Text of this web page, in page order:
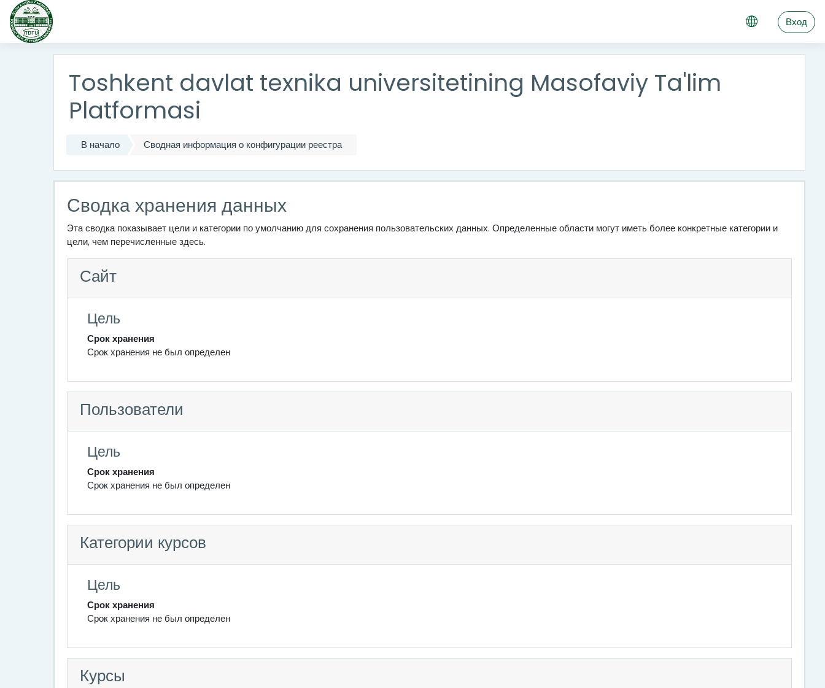
Вход
Перейти к основному содержанию
Toshkent davlat texnika universitetining Masofaviy Ta'lim
Platformasi
В начало Сводная информация о конфигурации реестра
Сводка хранения данных
Эта сводка показывает цели и категории по умолчанию для сохранения пользовательских данных. Определенные области могут иметь более конкретные категории и
цели, чем перечисленные здесь.
Сайт
Цель
Срок хранения
Срок хранения не был определен
Пользователи
Цель
Срок хранения
Срок хранения не был определен
Категории курсов
Цель
Срок хранения
Срок хранения не был определен
Курсы